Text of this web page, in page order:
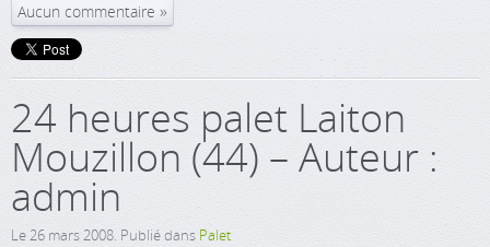
Aucun commentaire
24 heures palet Laiton
Mouzillon (44) – Auteur :
admin
Le26 mars 2008. Publié dans Palet